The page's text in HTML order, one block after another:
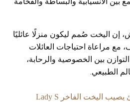
إن اليخت صُمم ليكون منزلًا عائليًا
مراعاة احتياجات العائلات
بين الخصوصية والرحابة،
الطبيعي.
عطل مفاجئ يصيب اليخت الفاخر Lady S